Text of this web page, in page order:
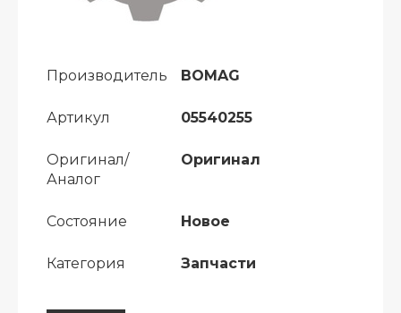
Производитель BOMAG
Артикул 05540255
Оригинал/
Аналог
Оригинал
Состояние Новое
Категория Запчасти